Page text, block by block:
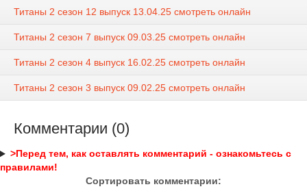
Титаны 2 сезон 12 выпуск 13.04.25 смотреть онлайн
Титаны 2 сезон 7 выпуск 09.03.25 смотреть онлайн
Титаны 2 сезон 4 выпуск 16.02.25 смотреть онлайн
Титаны 2 сезон 3 выпуск 09.02.25 смотреть онлайн
Комментарии (0)
>Перед тем, как оставлять комментарий - ознакомьтесь с
правилами!
Сортировать комментарии: